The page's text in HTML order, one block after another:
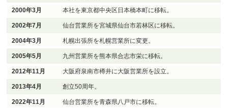
2000年3月 本社を東京都中央区日本橋本町に移転。
2002年7月 仙台営業所を宮城県仙台市若林区に移転。
2004年3月 札幌出張所を札幌営業所に変更。
2005年5月 九州営業所を熊本県合志市栄に移転。
2012年11月 大阪府泉南市樽井に大阪営業所を設立。
2013年4月 創立50周年。
2022年11月 仙台営業所を青森県八戸市に移転。